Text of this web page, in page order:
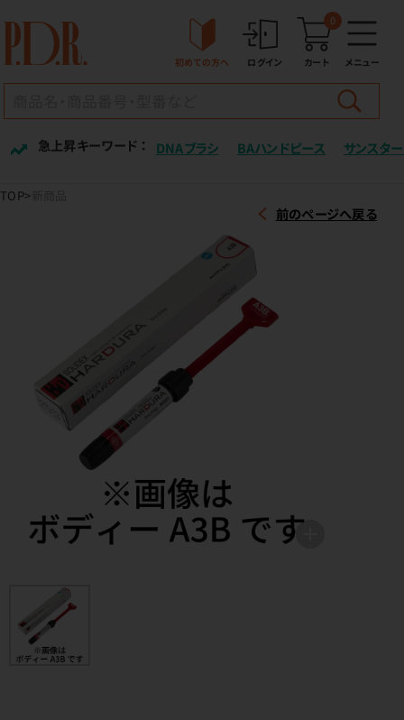
初めての方へ ログイン カート
0
メニュー
急上昇キーワード ： DNAブラシ BAハンドピース サンスター
TOP
前のページへ戻る